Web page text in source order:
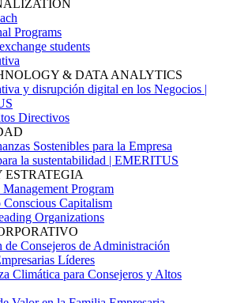
Programs
students
& DATA ANALYTICS
y disrupción digital en los Negocios |
Directivos
Sostenibles para la Empresa
la sustentabilidad | EMERITUS
Program
Conscious Capitalism
Organizations
de Consejeros de Administración
Líderes
Climática para Consejeros y Altos